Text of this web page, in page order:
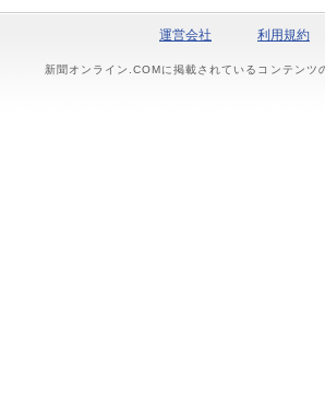
運営会社 利用規約
新聞オンライン.COMに掲載されているコンテン